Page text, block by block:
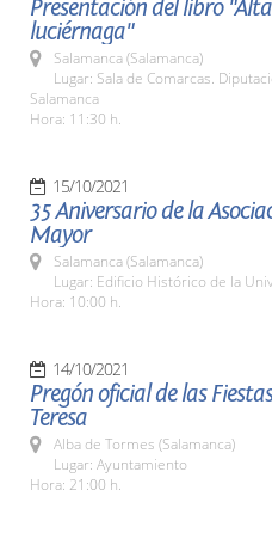
Presentación del libro "Alta
luciérnaga"
Salamanca (Salamanca)
Lugar: Sala de Comarcas.
Salamanca
Hora: 11:30 h.
15/10/2021
35 Aniversario de la
Mayor
Salamanca (Salamanca)
Lugar: Edificio Histórico de la
Hora: 10:00 h.
14/10/2021
Pregón oficial de las
Teresa
Alba de Tormes (Salamanca)
Lugar: Ayuntamiento
Hora: 21:00 h.